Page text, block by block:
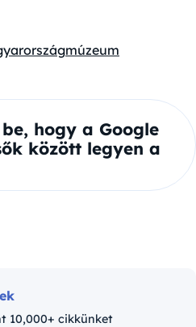
múzeum
hogy a Google
között legyen a
10,000+ cikkünket